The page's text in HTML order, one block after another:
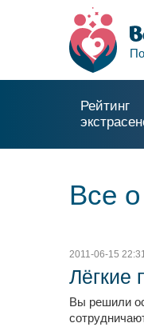
Рейтинг
Все
2011-06-15
Лёгкие
Вы решили